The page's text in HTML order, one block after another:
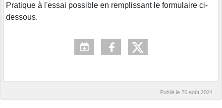
Pratique à l'essai possible en remplissant le formulaire ci-
dessous.
Publié le 26 août 2024